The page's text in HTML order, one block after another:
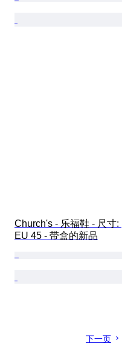
Church's - 乐福鞋 - 尺寸:
EU 45 - 带盒的新品
下一页